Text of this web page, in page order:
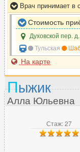
Врач принимает в
Стоимость
Духовской пер.
Тульская
На карте
Стаж: 27
Пыжик
Алла Юльевна